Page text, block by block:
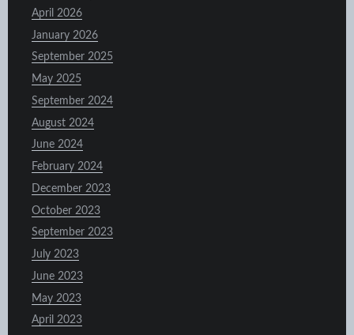
April 2026
January 2026
September 2025
May 2025
September 2024
August 2024
June 2024
February 2024
December 2023
October 2023
September 2023
July 2023
June 2023
May 2023
April 2023